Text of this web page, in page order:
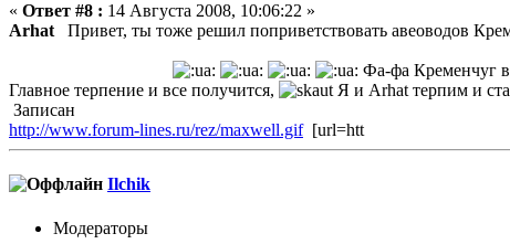
« Ответ #8 : 14 Августа 2008, 10:06:22 »
Arhat Привет, ты тоже решил поприветствовать авеоводов
Фа-фа Кременчуг
Главное терпение и все получится,
Я и Arhat терпим и
Записан
http://www.forum-lines.ru/rez/maxwell.gif[url=htt
Ilchik
Модераторы